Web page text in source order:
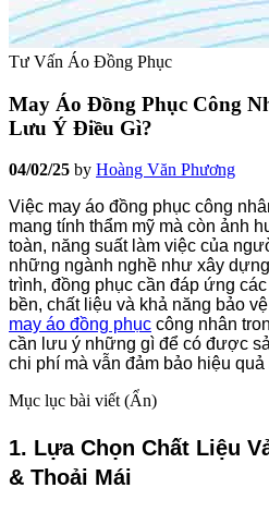
Tư Vấn Áo Đồng Phục
May Áo Đồng Phục Công
Lưu Ý Điều Gì?
04/02/25 by Hoàng Văn Phương
Việc may áo đồng phục công
mang tính thẩm mỹ mà còn ảnh
toàn, năng suất làm việc của
những ngành nghề như xây
trình, đồng phục cần đáp ứng
bền, chất liệu và khả năng bảo
may áo đồng phục công nhân
cần lưu ý những gì để có được
chi phí mà vẫn đảm bảo hiệu
Mục lục bài viết (Ẩn)
1. Lựa Chọn Chất Liệu
& Thoải Mái